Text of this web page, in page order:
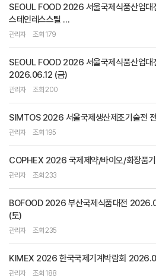
SEOUL FOOD 2026 서울국제식품산업대
스테인레스스틸 ...
관리자 조회 179
SEOUL FOOD 2026 서울국제식품산업
2026.06.12 (금)
관리자 조회 200
SIMTOS 2026 서울국제생산제조기술전
관리자 조회 195
COPHEX 2026 국제제약/바이오/화장품
관리자 조회 233
BOFOOD 2026 부산국제식품대전
(토)
관리자 조회 235
KIMEX 2026 한국국제기계박람회
관리자 조회 188